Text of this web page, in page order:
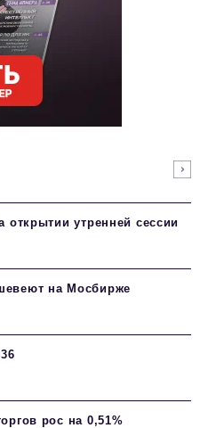
открытии утренней сессии
на Мосбирже
рос на 0,51%